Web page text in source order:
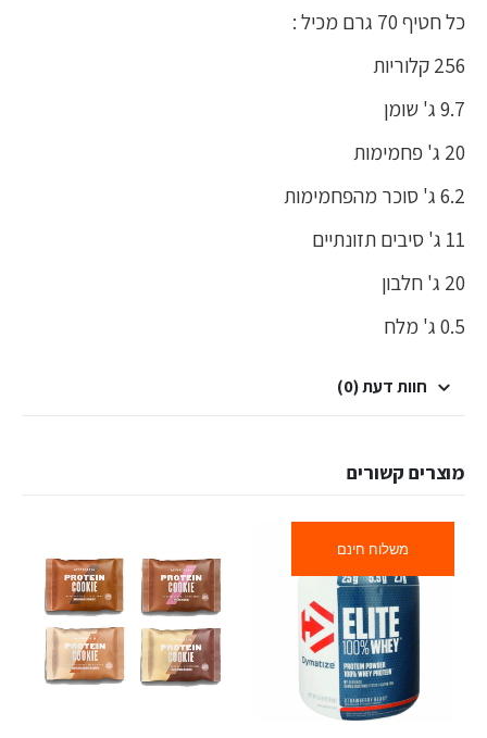
כל חטיף 70 גרם מכיל :
256 קלוריות
9.7 ג' שומן
20 ג' פחמימות
6.2 ג' סוכר מהפחמימות
11 ג' סיבים תזונתיים
20 ג' חלבון
0.5 ג' מלח
חוות דעת (0)
מוצרים קשורים
משלוח חינם
למוצר זה יש מספר סוגים. ניתן לבחור את האפשרויות בעמוד המוצר